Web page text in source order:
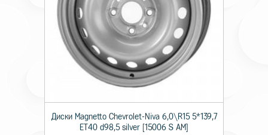
Диски Magnetto Chevrolet-Niva 6,0\R15 5*139,7
ET40 d98,5 silver [15006 S AM]